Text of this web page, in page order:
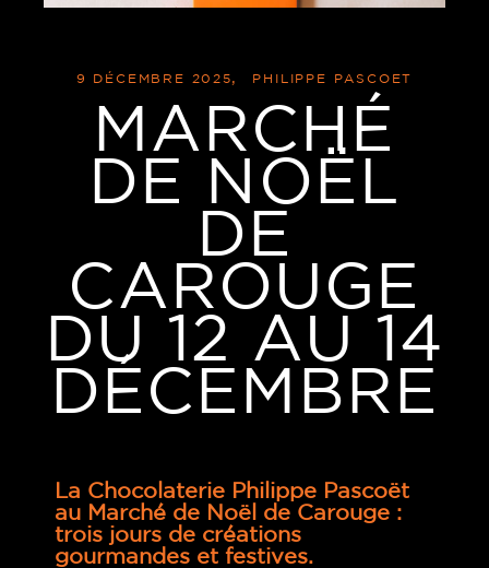
9 DÉCEMBRE 2025 PHILIPPE PASCOET
MARCHÉ
DE NOËL
DE
CAROUGE
DU 12 AU 14
DÉCEMBRE
La Chocolaterie Philippe Pascoët
au Marché de Noël de Carouge :
trois jours de créations
gourmandes et festives.